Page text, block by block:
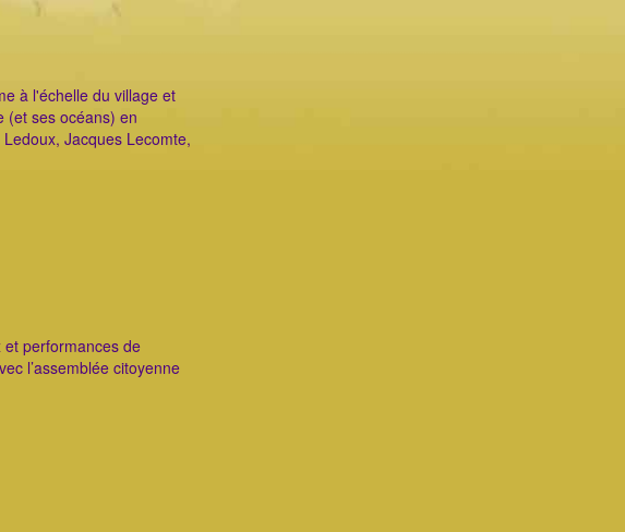
à l'échelle du village et
(et ses océans) en
Jacques Lecomte,
et performances de
l’assemblée citoyenne